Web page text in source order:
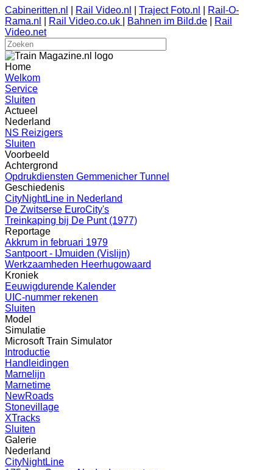
Cabineritten.nl Rail Video.nl Traject Foto.nl
Rail-O-
Rama.nl
Rail Video.co.uk Bahnen im Bild.de
Rail
Video.net
Home
Welkom
Service
Sluiten
Actueel
Nederland
NS Reizigers
Sluiten
Voorbeeld
Achtergrond
Opdrukdiensten Gemmenicher Tunnel
Geschiedenis
CityNightLine in Nederland
De Zwitserse EuroCity's
Treinkaping bij De Punt (1977)
Reportage
Akkrum in februari 1979
Santpoort - IJmuiden (Vislijn)
Werkzaamheden Heerhugowaard
Kroniek
Eeuwigdurende Kalender
UIC-nummer rekenen
Sluiten
Model
Simulatie
Microsoft Train Simulator
Introductie
Handleidingen
Marnelijn
Marnetime
NewRoads
Stonevillage
XTracks
Sluiten
Galerie
Nederland
CityNightLine